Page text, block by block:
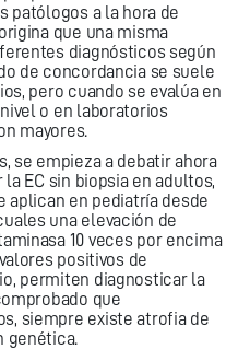
patólogos a la hora de
que una misma
diagnósticos según
de concordancia se suele
pero cuando se evalúa en
o en laboratorios
mayores.
se empieza a debatir ahora
EC sin biopsia en adultos,
aplican en pediatría desde
una elevación de
10 veces por encima
positivos de
permiten diagnosticar la
que
siempre existe atrofia de
genética.